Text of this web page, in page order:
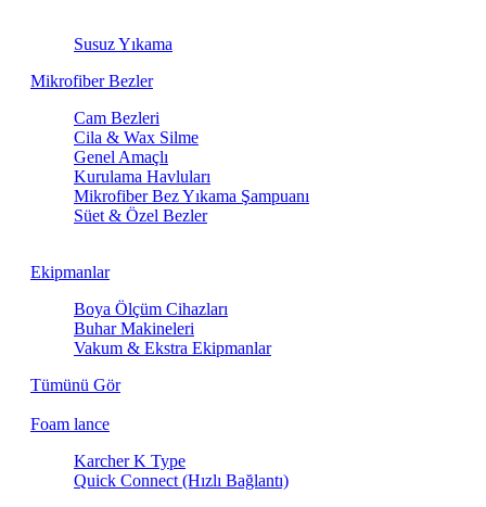
Susuz Yıkama
Mikrofiber Bezler
Cam Bezleri
Cila & Wax Silme
Genel Amaçlı
Kurulama Havluları
Mikrofiber Bez Yıkama Şampuanı
Süet & Özel Bezler
Ekipmanlar
Boya Ölçüm Cihazları
Buhar Makineleri
Vakum & Ekstra Ekipmanlar
Tümünü Gör
Foam lance
Karcher K Type
Quick Connect (Hızlı Bağlantı)